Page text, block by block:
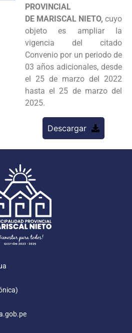
PROVINCIAL
DE MARISCAL NIETO, cuyo
objeto es ampliar la
vigencia del citado
Convenio por un periodo de
03 años adicionales, desde
el 25 de marzo del 2022
hasta el 25 de marzo del
2025.
Descargar